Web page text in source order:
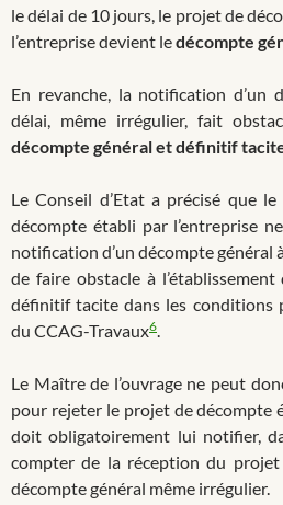
le délai de 10 jours, le projet de
l’entreprise devient ledécompte
En revanche, la notification d’un
délai, même irrégulier, fait
décompte général et définitif
Le Conseil d’Etat a précisé que
décompte établi par l’entreprise
notification d’un décompte général
de faire obstacle à
définitif tacite dans les conditions
du CCAG-Travaux6.
Le Maître de l’ouvrage ne peut
pour rejeter le projet de décompte
doit obligatoirement lui notifier,
compter de la réception du projet
décompte général même irrégulier.